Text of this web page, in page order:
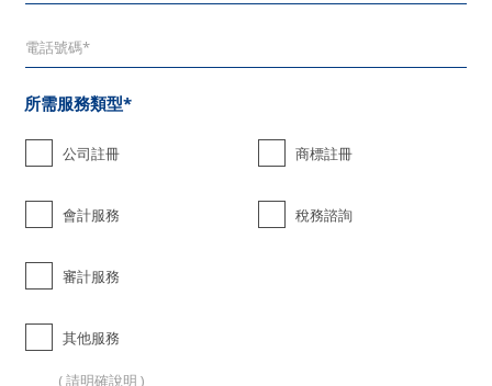
所需服務類型*
公司註冊 商標註冊
會計服務 稅務諮詢
審計服務
其他服務